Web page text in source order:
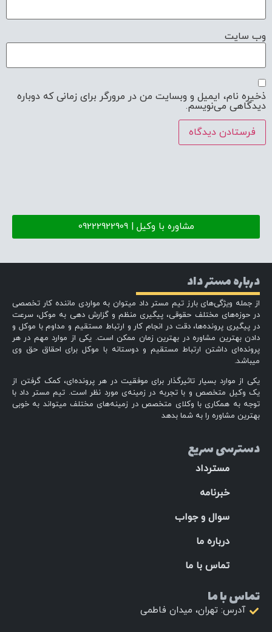
وب‌ سایت
ذخیره نام، ایمیل و وبسایت من در مرورگر برای زمانی که دوباره
دیدگاهی می‌نویسم.
مشاوره با وکیل | 09222922909
درباره مستر داد
از جمله ویژگی‌های بارز تیم مستر داد میتوان به مواردی ماننده کار تخصصی
در حوزه‌های مختلف حقوقی، پیگیری منظم و گزارش دهی به موکل، سرعت
در پیگیری پرونده‌ها، دقت در انجام کار و ارتباط مستقیم و مداوم با موکل و
دادن بهترین مشاوره در بهترین زمان ممکن است. یکی از موارد مهم در هر
پرونده‌ای داشتن ارتباط مستقیم و دوستانه با موکل برای احقاق حق وی
میباشد.
یکی از موارد بسیار تاثیرگذار برای موفقیت در هر پرونده‌ای، کمک گرفتن از
یک وکیل متخصص و با تجربه در زمینه‌ی مورد نظر است. تیم مستر داد با
توجه به همکاری با وکلای متخصص در زمینه‌های مختلف میتواند به خوبی
بهترین مشاوره را به شما بدهد
دسترسی سریع
مسترداد
خبرنامه
سوال و جواب
درباره ما
تماس با ما
تماس با ما
آدرس: تهران، میدان فاطمی